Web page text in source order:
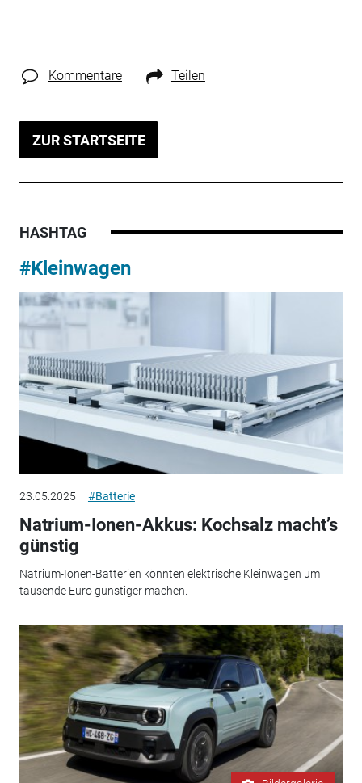
Kommentare Teilen
ZUR STARTSEITE
HASHTAG
#Kleinwagen
23.05.2025 #Batterie
Natrium-Ionen-Akkus: Kochsalz macht’s
günstig
Natrium-Ionen-Batterien könnten elektrische Kleinwagen um
tausende Euro günstiger machen.